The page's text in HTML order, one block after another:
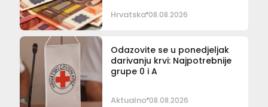
Hrvatska 08.08.2026
Odazovite se u ponedjeljak
darivanju krvi: Najpotrebnije
grupe 0 i A
Aktualno 08.08.2026